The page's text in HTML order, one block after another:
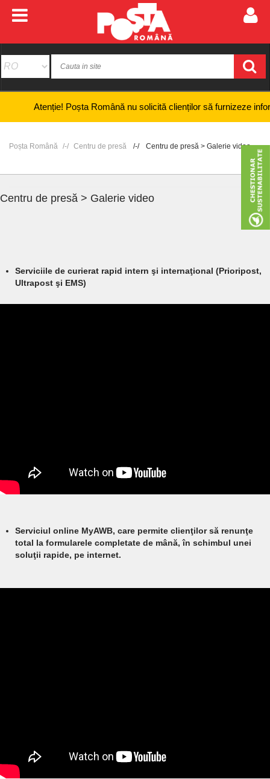
Atenție! Poșta Română nu solicită clienților să furnizeze
Poșta Română Centru de presă Centru de presă > Galerie video
Centru de presă > Galerie video
Serviciile de curierat rapid intern şi internaţional (Prioripost,
Ultrapost şi EMS)
Serviciul online MyAWB, care permite clienţilor să renunţe
total la formularele completate de mână, în schimbul unei
soluţii rapide, pe internet.